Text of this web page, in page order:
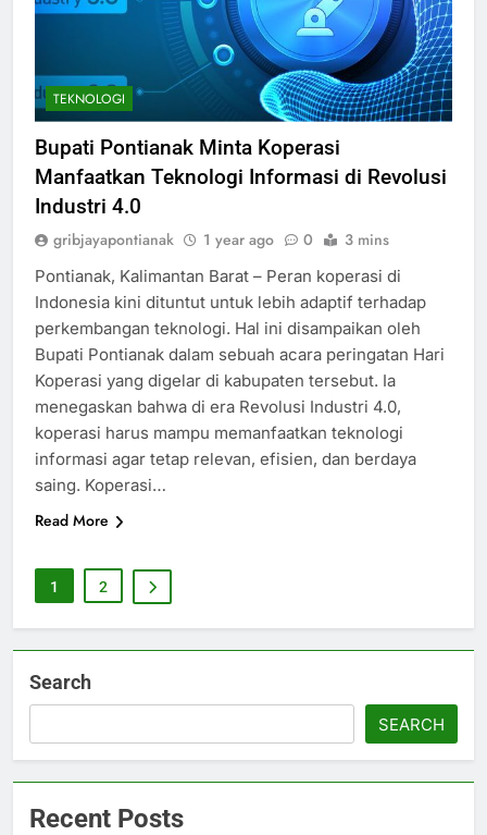
TEKNOLOGI
Bupati Pontianak Minta Koperasi
Manfaatkan Teknologi Informasi di Revolusi
Industri 4.0
gribjayapontianak 1 year ago 0 3 mins
Pontianak, Kalimantan Barat – Peran koperasi di
Indonesia kini dituntut untuk lebih adaptif terhadap
perkembangan teknologi. Hal ini disampaikan oleh
Bupati Pontianak dalam sebuah acara peringatan Hari
Koperasi yang digelar di kabupaten tersebut. Ia
menegaskan bahwa di era Revolusi Industri 4.0,
koperasi harus mampu memanfaatkan teknologi
informasi agar tetap relevan, efisien, dan berdaya
saing. Koperasi…
Read More
1 2
Search
SEARCH
Recent Posts